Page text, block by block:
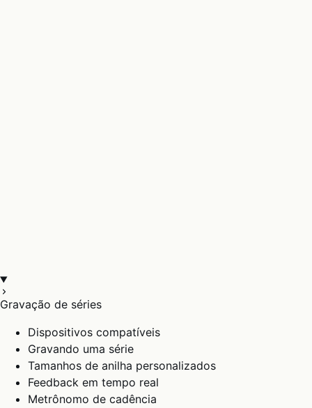
Gravação de séries
Dispositivos compatíveis
Gravando uma série
Tamanhos de anilha personalizados
Feedback em tempo real
Metrônomo de cadência